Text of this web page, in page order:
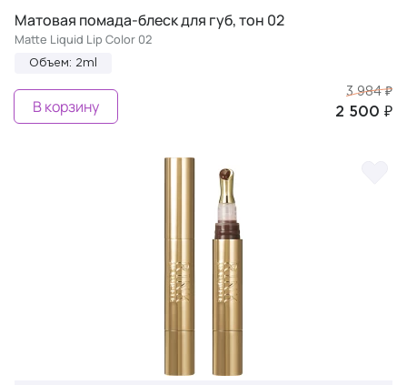
Матовая помада-блеск для губ, тон 02
Matte Liquid Lip Color 02
Объем: 2ml
3 984 ₽
2 500 ₽
В корзину